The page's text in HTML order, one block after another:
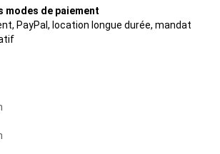
modes de paiement
PayPal, location longue durée, mandat